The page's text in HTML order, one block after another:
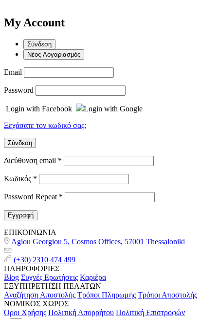
My Account
Σύνδεση
Νέος Λογαριασμός
Email
Password
Login with Facebook
Login with Google
Ξεχάσατε τον κωδικό σας;
Σύνδεση
Διεύθυνση email *
Κωδικός *
Password Repeat *
Εγγραφή
ΕΠΙΚΟΙΝΩΝΙΑ
Agiou Georgiou 5, Cosmos Offices, 57001 Thessaloniki
(+30) 2310 474 499
ΠΛΗΡΟΦΟΡΙΕΣ
Blog Συχνές Ερωτήσεις Καριέρα
ΕΞΥΠΗΡΕΤΗΣΗ ΠΕΛΑΤΩΝ
Αναζήτηση Αποστολής Τρόποι Πληρωμής Τρόποι Αποστολής
ΝΟΜΙΚΟΣ ΧΩΡΟΣ
Όροι Χρήσης Πολιτική Απορρήτου Πολιτική Επιστροφών